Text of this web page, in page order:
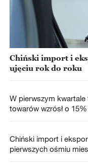
Chiński import i
ujęciu rok do roku
W pierwszym
towarów wzrósł o
Chiński import i
pierwszych ośmiu